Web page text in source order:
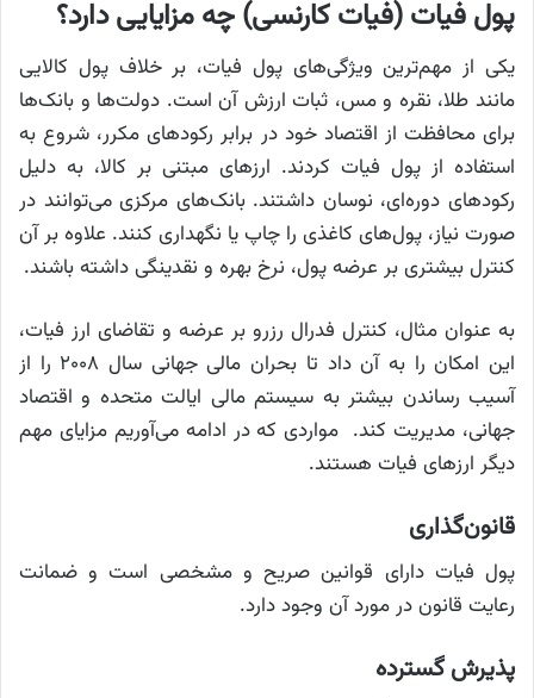
پول فیات (فیات کارنسی) چه مزایایی دارد؟
یکی از مهم‌ترین ویژگی‌های پول فیات، بر خلاف پول کالایی
مانند طلا، نقره و مس، ثبات ارزش آن است. دولت‌ها و بانک‌ها
برای محافظت از اقتصاد خود در برابر رکودهای مکرر، شروع به
استفاده از پول فیات کردند. ارزهای مبتنی بر کالا، به دلیل
رکودهای دوره‌ای، نوسان داشتند. بانک‌های مرکزی می‌توانند در
صورت نیاز، پول‌های کاغذی را چاپ یا نگهداری کنند. علاوه بر آن
کنترل بیشتری بر عرضه پول، نرخ بهره و نقدینگی داشته باشند.
به عنوان مثال، کنترل فدرال رزرو بر عرضه و تقاضای ارز فیات،
این امکان را به آن داد تا بحران مالی جهانی سال ۲۰۰۸ را از
آسیب رساندن بیشتر به سیستم مالی ایالت متحده و اقتصاد
جهانی، مدیریت کند. مواردی که در ادامه می‌آوریم مزایای مهم
دیگر ارزهای فیات هستند.
قانون‌گذاری
پول فیات دارای قوانین صریح و مشخصی است و ضمانت
رعایت قانون در مورد آن وجود دارد.
پذیرش گسترده